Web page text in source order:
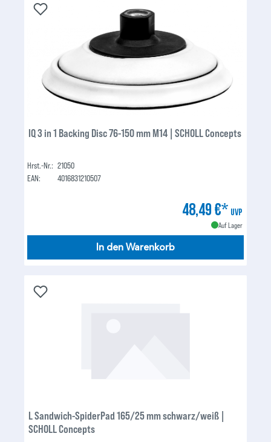
IQ 3 in 1 Backing Disc 76-150 mm M14 | SCHOLL Concepts
Hrst.-Nr.: 21050
EAN:
4016831210507
48,49 €* UVP
Auf Lager
In den Warenkorb
L Sandwich-SpiderPad 165/25 mm schwarz/weiß |
SCHOLL Concepts